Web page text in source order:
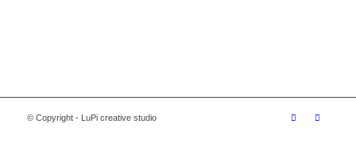
© Copyright - LuPi creative studio